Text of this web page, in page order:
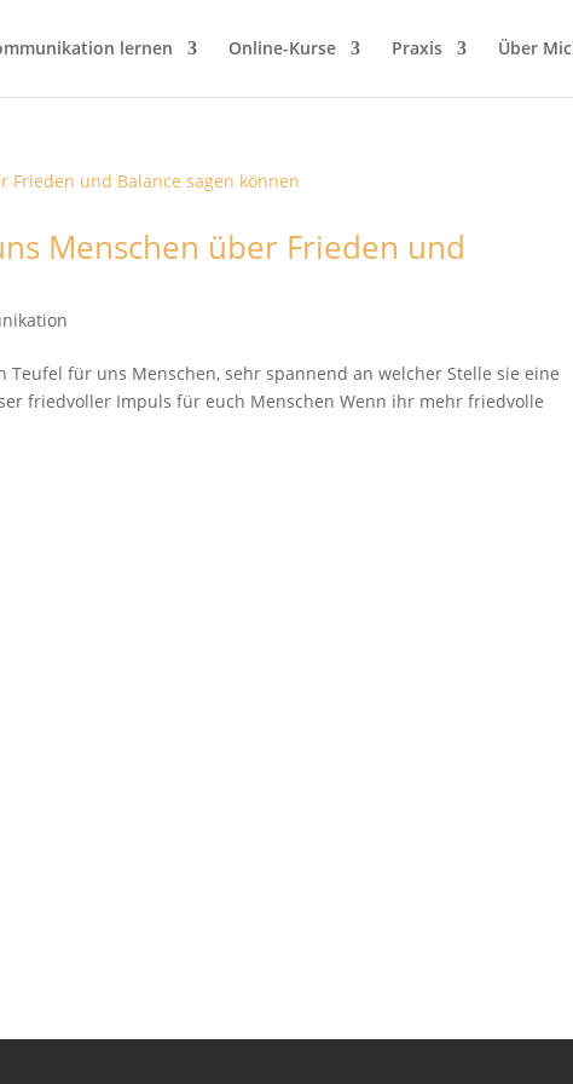
lernen Online-Kurse Praxis Über
Menschen über Frieden und
für uns Menschen, sehr spannend an welcher Stelle sie eine
friedvoller Impuls für euch Menschen Wenn ihr mehr friedvolle